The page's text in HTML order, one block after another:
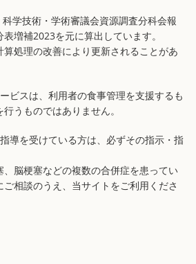
学技術・学術審議会資源調査分科会報
増補2023を元に算出しています。
算処理の改善により更新されることがあ
ビスは、利用者の食事管理を支援するも
うものではありません。
導を受けている方は、必ずその指示・指
脳梗塞などの複数の合併症を患ってい
相談のうえ、当サイトをご利用くださ